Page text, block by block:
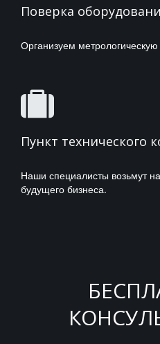
Поверка
Организуем
Пункт технического
Наши специалисты возьмут
будущего бизнеса.